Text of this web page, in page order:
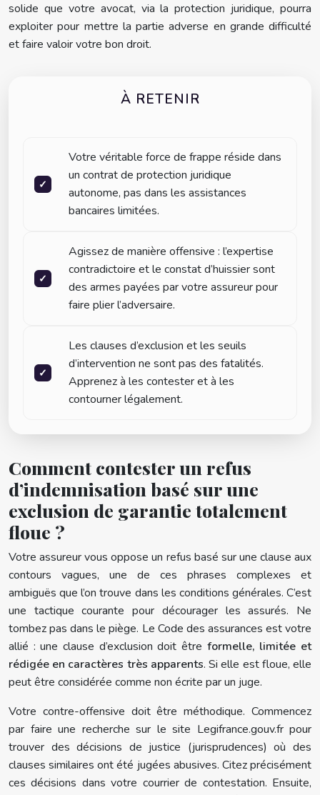
solide que votre avocat, via la protection juridique, pourra
exploiter pour mettre la partie adverse en grande difficulté
et faire valoir votre bon droit.
À RETENIR
Votre véritable force de frappe réside dans
un contrat de protection juridique
autonome, pas dans les assistances
bancaires limitées.
Agissez de manière offensive : l’expertise
contradictoire et le constat d’huissier sont
des armes payées par votre assureur pour
faire plier l’adversaire.
Les clauses d’exclusion et les seuils
d’intervention ne sont pas des fatalités.
Apprenez à les contester et à les
contourner légalement.
Comment contester un refus
d’indemnisation basé sur une
exclusion de garantie totalement
floue ?
Votre assureur vous oppose un refus basé sur une clause aux
contours vagues, une de ces phrases complexes et
ambiguës que l’on trouve dans les conditions générales. C’est
une tactique courante pour décourager les assurés. Ne
tombez pas dans le piège. Le Code des assurances est votre
allié : une clause d’exclusion doit être formelle, limitée et
rédigée en caractères très apparents. Si elle est floue, elle
peut être considérée comme non écrite par un juge.
Votre contre-offensive doit être méthodique. Commencez
par faire une recherche sur le site Legifrance.gouv.fr pour
trouver des décisions de justice (jurisprudences) où des
clauses similaires ont été jugées abusives. Citez précisément
ces décisions dans votre courrier de contestation. Ensuite,